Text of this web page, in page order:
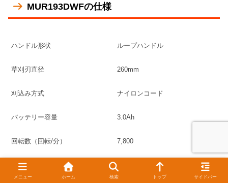
MUR193DWFの仕様
ハンドル形状 ループハンドル
草刈刃直径 260mm
刈込み方式 ナイロンコード
バッテリー容量 3.0Ah
回転数（回転/分） 7,800
1充電連続運転時間
メニュー ホーム 検索 トップ サイドバー